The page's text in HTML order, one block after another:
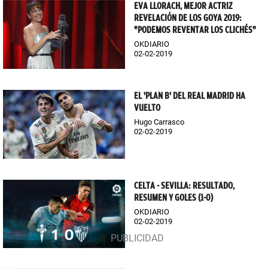
EVA LLORACH, MEJOR ACTRIZ
REVELACIÓN DE LOS GOYA 2019:
"PODEMOS REVENTAR LOS CLICHÉS"
OKDIARIO
02-02-2019
EL 'PLAN B' DEL REAL MADRID HA
VUELTO
Hugo Carrasco
02-02-2019
CELTA - SEVILLA: RESULTADO,
RESUMEN Y GOLES (1-0)
OKDIARIO
02-02-2019